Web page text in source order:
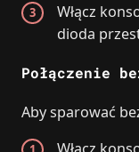
Włącz
dioda
Połączenie
Aby sparować